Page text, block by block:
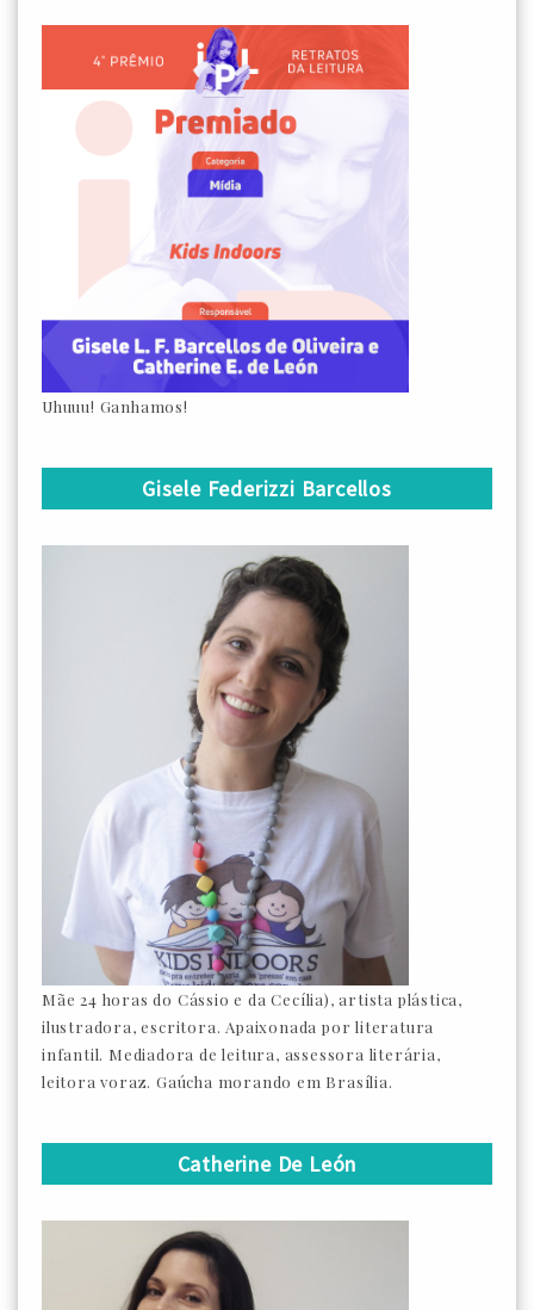
Uhuuu! Ganhamos!
Gisele Federizzi Barcellos
Mãe 24 horas do Cássio e da Cecília), artista plástica,
ilustradora, escritora. Apaixonada por literatura
infantil. Mediadora de leitura, assessora literária,
leitora voraz. Gaúcha morando em Brasília.
Catherine De León